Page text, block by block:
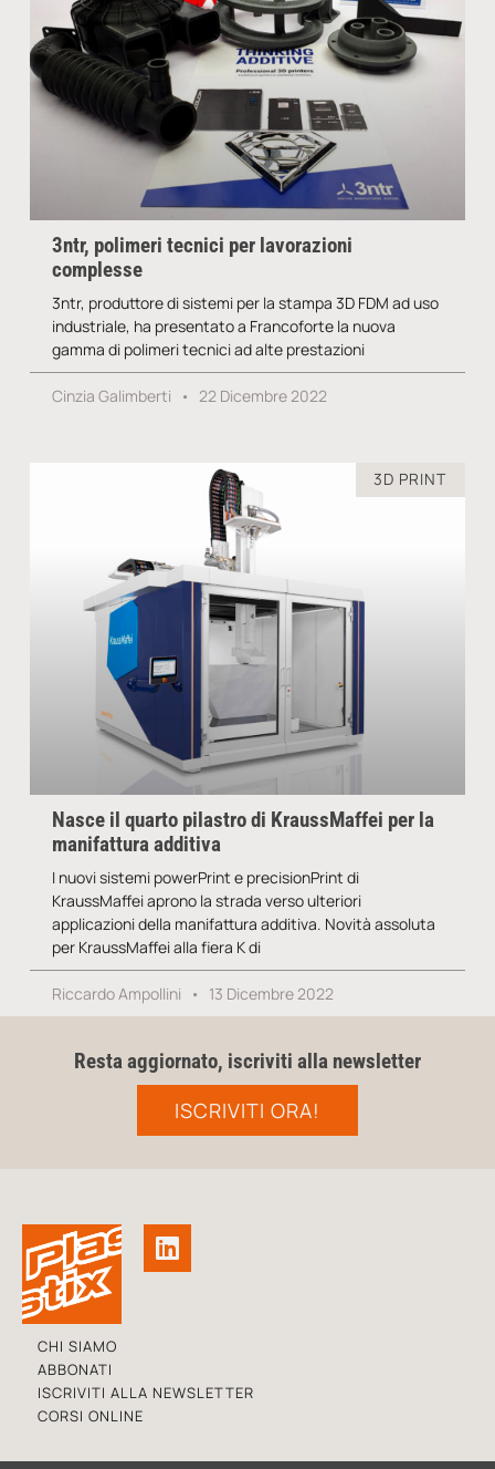
3ntr, polimeri tecnici per lavorazioni
complesse
3ntr, produttore di sistemi per la stampa 3D FDM ad uso
industriale, ha presentato a Francoforte la nuova
gamma di polimeri tecnici ad alte prestazioni
Cinzia Galimberti 22 Dicembre 2022
3D PRINT
Nasce il quarto pilastro di KraussMaffei per la
manifattura additiva
I nuovi sistemi powerPrint e precisionPrint di
KraussMaffei aprono la strada verso ulteriori
applicazioni della manifattura additiva. Novità assoluta
per KraussMaffei alla fiera K di
Riccardo Ampollini 13 Dicembre 2022
Resta aggiornato, iscriviti alla newsletter
ISCRIVITI ORA!
CHI SIAMO
ABBONATI
ISCRIVITI ALLA NEWSLETTER
CORSI ONLINE